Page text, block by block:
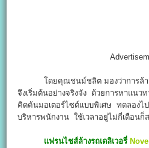
โดยคุณชนม์ชลิต มองว่าการล้างร
จึงเริ่มต้นอย่างจริงจัง ด้วยการหาแนว
คิดค้นมอเตอร์ไซต์แบบพิเศษ ทดลองไป
บริหารพนักงาน ใช้เวลาอยู่ไม่กี่เดือนก็
แฟรนไชส์ล้างรถเดลิเวอรี่